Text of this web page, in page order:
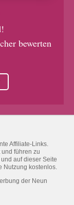
bewerten
Affiliate-Links.
und führen zu
auf dieser Seite
Nutzung kostenlos.
der Neun